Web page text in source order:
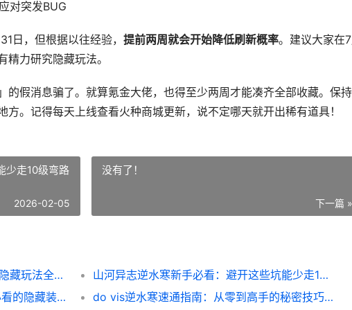
对突发BUG
日，但根据以往经验， 提前两周就会开始降低刷新概率。建议大家在7
力研究隐藏玩法。
的假消息骗了。就算氪金大佬，也得至少两周才能凑齐全部收藏。保
。记得每天上线查看火种商城更新，说不定哪天就开出稀有道具！
少走10级弯路
2026-02-05
没有了！
下一篇 »
Zippo联动逆水寒：解锁限定道具与隐藏玩法全攻略
山河异志逆水寒新手必看：避开这些坑能少走10级弯路
逆水寒下装尿不湿避坑指南：新手必看的隐藏装备玩法
do vis逆水寒速通指南：从零到高手的秘密技巧全分享